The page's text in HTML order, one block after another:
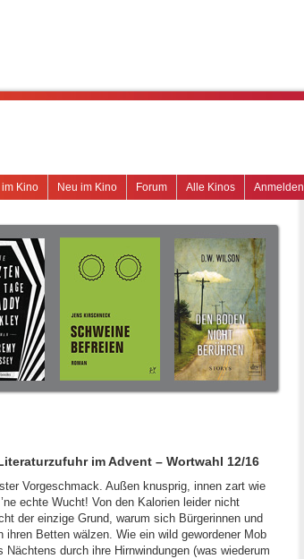
Anmelden
Alle Kinos
Forum
Neu im Kino
im Kino
im Advent – Wortwahl 12/16
Vorgeschmack. Außen knusprig, innen zart wie
echte Wucht! Von den Kalorien leider nicht
der einzige Grund, warum sich Bürgerinnen und
ihren Betten wälzen. Wie ein wild gewordener Mob
durch ihre Hirnwindungen (was wiederum